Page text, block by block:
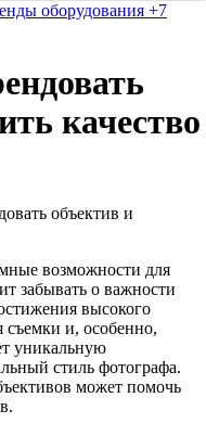
оборудования +7
качество
объектив и
возможности для
забывать о важности
высокого
съемки и, особенно,
уникальную
стиль фотографа.
может помочь